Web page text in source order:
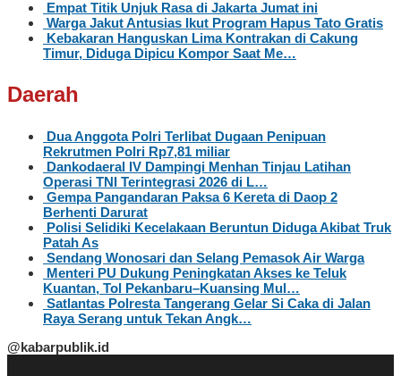
Empat Titik Unjuk Rasa di Jakarta Jumat ini
Warga Jakut Antusias Ikut Program Hapus Tato Gratis
Kebakaran Hanguskan Lima Kontrakan di Cakung
Timur, Diduga Dipicu Kompor Saat Me…
Daerah
Dua Anggota Polri Terlibat Dugaan Penipuan
Rekrutmen Polri Rp7,81 miliar
Dankodaeral IV Dampingi Menhan Tinjau Latihan
Operasi TNI Terintegrasi 2026 di L…
Gempa Pangandaran Paksa 6 Kereta di Daop 2
Berhenti Darurat
Polisi Selidiki Kecelakaan Beruntun Diduga Akibat Truk
Patah As
Sendang Wonosari dan Selang Pemasok Air Warga
Menteri PU Dukung Peningkatan Akses ke Teluk
Kuantan, Tol Pekanbaru–Kuansing Mul…
Satlantas Polresta Tangerang Gelar Si Caka di Jalan
Raya Serang untuk Tekan Angk…
@kabarpublik.id